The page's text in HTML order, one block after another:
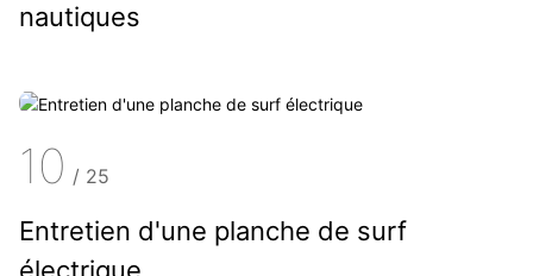
nautiques
10 / 25
Entretien d'une planche de surf
électrique